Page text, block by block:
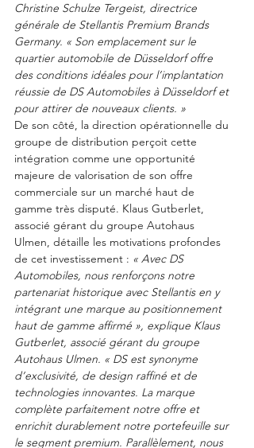
Christine Schulze Tergeist, directrice
générale de Stellantis Premium Brands
Germany. « Son emplacement sur le
quartier automobile de Düsseldorf offre
des conditions idéales pour l’implantation
réussie de DS Automobiles à Düsseldorf et
pour attirer de nouveaux clients. »
De son côté, la direction opérationnelle du
groupe de distribution perçoit cette
intégration comme une opportunité
majeure de valorisation de son offre
commerciale sur un marché haut de
gamme très disputé. Klaus Gutberlet,
associé gérant du groupe Autohaus
Ulmen, détaille les motivations profondes
de cet investissement : « Avec DS
Automobiles, nous renforçons notre
partenariat historique avec Stellantis en y
intégrant une marque au positionnement
haut de gamme affirmé », explique Klaus
Gutberlet, associé gérant du groupe
Autohaus Ulmen. « DS est synonyme
d’exclusivité, de design raffiné et de
technologies innovantes. La marque
complète parfaitement notre offre et
enrichit durablement notre portefeuille sur
le segment premium. Parallèlement, nous